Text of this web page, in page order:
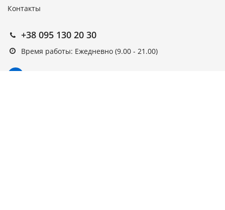
Контакты
+38 095 130 20 30
Время работы: Ежедневно (9.00 - 21.00)